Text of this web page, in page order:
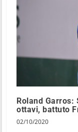
Roland
ottavi, battuto
02/10/2020